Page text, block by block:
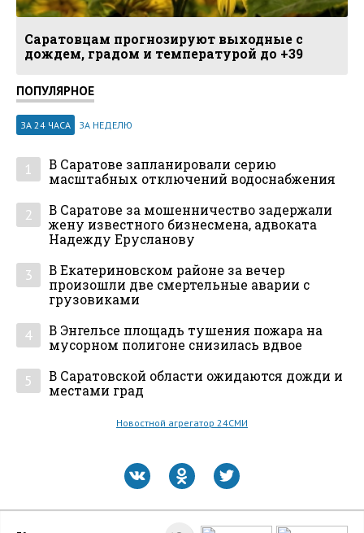
Саратовцам прогнозируют выходные с
дождем, градом и температурой до +39
ПОПУЛЯРНОЕ
ЗА 24 ЧАСА ЗА НЕДЕЛЮ
1
В Саратове запланировали серию
масштабных отключений водоснабжения
2
В Саратове за мошенничество задержали
жену известного бизнесмена, адвоката
Надежду Ерусланову
3
В Екатериновском районе за вечер
произошли две смертельные аварии с
грузовиками
4
В Энгельсе площадь тушения пожара на
мусорном полигоне снизилась вдвое
5
В Саратовской области ожидаются дожди и
местами град
Новостной агрегатор 24СМИ